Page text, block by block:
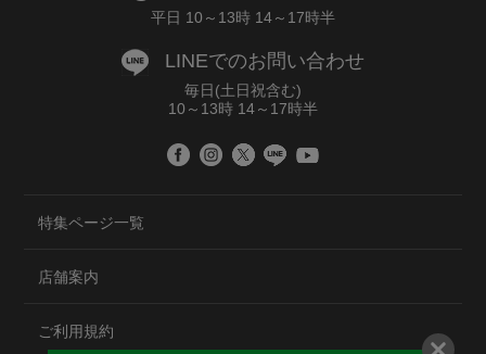
平日 10～13時 14～17時半
LINEでのお問い合わせ
毎日(土日祝含む)
10～13時 14～17時半
特集ページ一覧
店舗案内
ご利用規約